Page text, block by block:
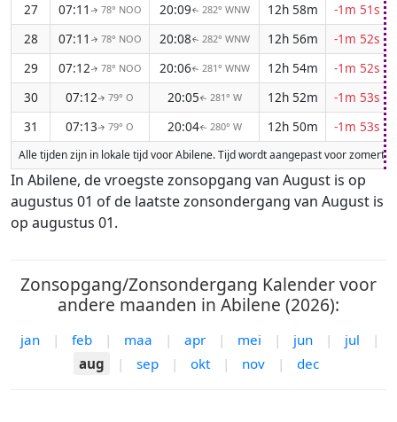
27
07:11 ↑ 78° NOO 20:09↑ 282° WNW 12h 58m
-1m 51s
28
07:11 ↑ 78° NOO 20:08↑ 282° WNW 12h 56m
-1m 52s
29
07:12↑ 78° NOO 20:06↑ 281° WNW 12h 54m
-1m 52s
30
07:12↑ 79° O 20:05↑ 281° W 12h 52m
-1m 53s
31
07:13↑ 79° O 20:04↑ 280° W 12h 50m -1m 53s
Alle tijden zijn in lokale tijd voor Abilene. Tijd wordt aangepast voor
In Abilene, de vroegste zonsopgang van August is op
augustus 01 of de laatste zonsondergang van August is
op augustus 01.
Zonsopgang/Zonsondergang Kalender voor
andere maanden in Abilene (2026):
jan | feb | maa | apr | mei | jun | jul
|
aug
| sep | okt | nov | dec